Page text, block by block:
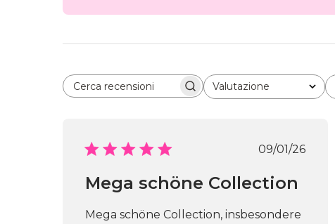
Cerca recensioniValutazione
Tutte le valutazioni
Data
09/01/26
Mega schöne Collection
Mega schöne Collection, insbesondere